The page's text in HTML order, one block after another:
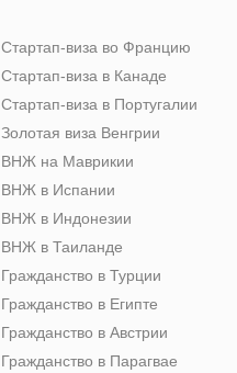
Стартап-виза во Францию
Стартап-виза в Канаде
Стартап-виза в Португалии
Золотая виза Венгрии
ВНЖ на Маврикии
ВНЖ в Испании
ВНЖ в Индонезии
ВНЖ в Таиланде
Гражданство в Турции
Гражданство в Египте
Гражданство в Австрии
Гражданство в Парагвае